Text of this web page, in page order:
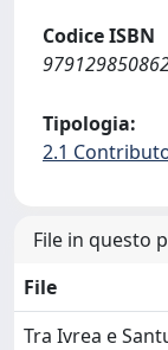
Codice ISBN
Tipologia:
2.1
File in questo
File
Tra Ivrea e